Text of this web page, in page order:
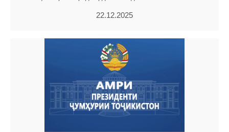
22.12.2025